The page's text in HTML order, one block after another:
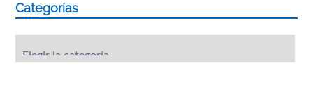
Categorías